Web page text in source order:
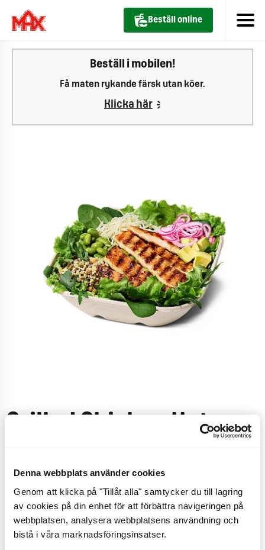
Denna webbplats använder cookies
Genom att klicka på "Tillåt alla" samtycker du till lagring
av cookies på din enhet för att förbättra navigeringen på
webbplatsen, analysera webbplatsens användning och
bistå i våra marknadsföringsinsatser.
Beställ online
Beställ i mobilen!
Få maten rykande färsk utan köer.
Klicka här
Grilled Chicken Hot
Med en bas på mixsallad med lollo rosso, spenat,
ruccola, rödbetsskott, quinoa/bönmix, marinerad
vitkål, edamamebönor, picklad rödlök, avokado samt
grillad kyckling. Välj att få din sallad med ceasar-
dressing, vinägrett, hot creole, sweet mustard eller